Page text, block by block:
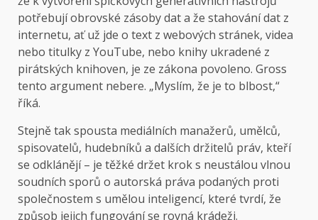
potřebují obrovské zásoby dat a že stahování dat z
internetu, ať už jde o text z webových stránek, videa
nebo titulky z YouTube, nebo knihy ukradené z
pirátských knihoven, je ze zákona povoleno. Gross
tento argument nebere. „Myslím, že je to blbost,“
říká.
Stejně tak spousta mediálních manažerů, umělců,
spisovatelů, hudebníků a dalších držitelů práv, kteří
se odklánějí – je těžké držet krok s neustálou vlnou
soudních sporů o autorská práva podaných proti
společnostem s umělou inteligencí, které tvrdí, že
způsob jejich fungování se rovná krádeži.